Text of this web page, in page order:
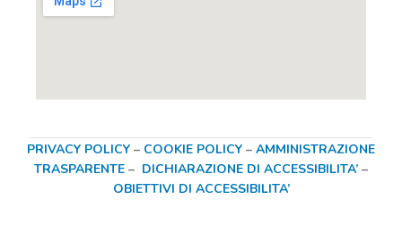
PRIVACY POLICY – COOKIE POLICY – AMMINISTRAZIONE
TRASPARENTE – DICHIARAZIONE DI ACCESSIBILITA’ –
OBIETTIVI DI ACCESSIBILITA’